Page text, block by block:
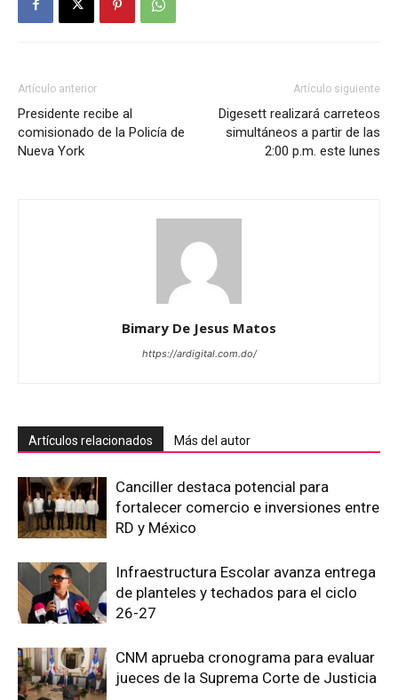
Artículo anterior
Presidente recibe al
comisionado de la Policía de
Nueva York
Artículo siguiente
Digesett realizará carreteos
simultáneos a partir de las
2:00 p.m. este lunes
Bimary De Jesus Matos
https://ardigital.com.do/
Artículos relacionados Más del autor
Canciller destaca potencial para
fortalecer comercio e inversiones entre
RD y México
Infraestructura Escolar avanza entrega
de planteles y techados para el ciclo
26-27
CNM aprueba cronograma para evaluar
jueces de la Suprema Corte de Justicia